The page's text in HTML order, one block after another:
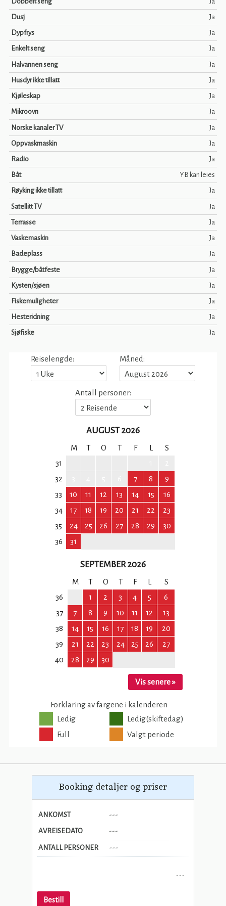
Dusj Ja
Dypfrys Ja
Enkelt seng Ja
Halvannen seng Ja
Husdyr ikke tillatt Ja
Kjøleskap Ja
Mikroovn Ja
Norske kanaler TV Ja
Oppvaskmaskin Ja
Radio Ja
Båt YB kan leies
Røyking ikke tillatt Ja
Satellitt TV Ja
Terrasse Ja
Vaskemaskin Ja
Badeplass Ja
Brygge/båtfeste Ja
Kysten/sjøen Ja
Fiskemuligheter Ja
Hesteridning Ja
Sjøfiske Ja
Booking detaljer og priser
ANKOMST ---
AVREISEDATO ---
ANTALL PERSONER ---
---
Bestill